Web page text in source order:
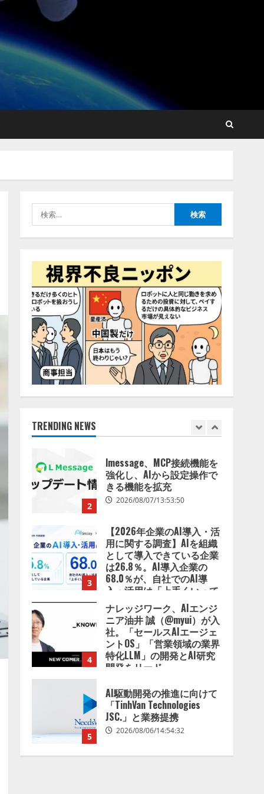
索:
TRENDING NEWS
lmessage、MCP接続機能を
強化し、AIから設定操作で
きる機能を拡充
は26.8％。AI導入企業の
入・活用は「上手くいって
4
ナレッジワーク、AIエンジ
ニア油井 誠（@myui）が入
ントOS」「営業領域の業界
特化LLM」の開発とAI研究
開発をリード
2026/08/07/10:54:31
5
AI駆動開発の推進に向けて
「TinhVan Technologies
JSC.」と業務提携
2026/08/06/14:54:32
1
【開催報告】次世代AIプラ
2
lmessage、MCP接続機能を
強化し、AIから設定操作で
きる機能を拡充
2026/08/07/13:53:50
3
【2026年企業のAI導入・活
用に関する調査】AIを組織
として導入できている企業
は26.8％。AI導入企業の
68.0％が、自社でのAI導
入・活用は「上手くいって
いる」と回答
2026/08/07/13:53:50
4
ナレッジワーク、AIエンジ
ニア油井 誠（@myui）が入
社。「セールスAIエージェ
ントOS」「営業領域の業界
特化LLM」の開発とAI研究
開発をリード
5
AI駆動開発の推進に向けて
「TinhVan Technologies
JSC.」と業務提携
2026/08/06/14:54:32